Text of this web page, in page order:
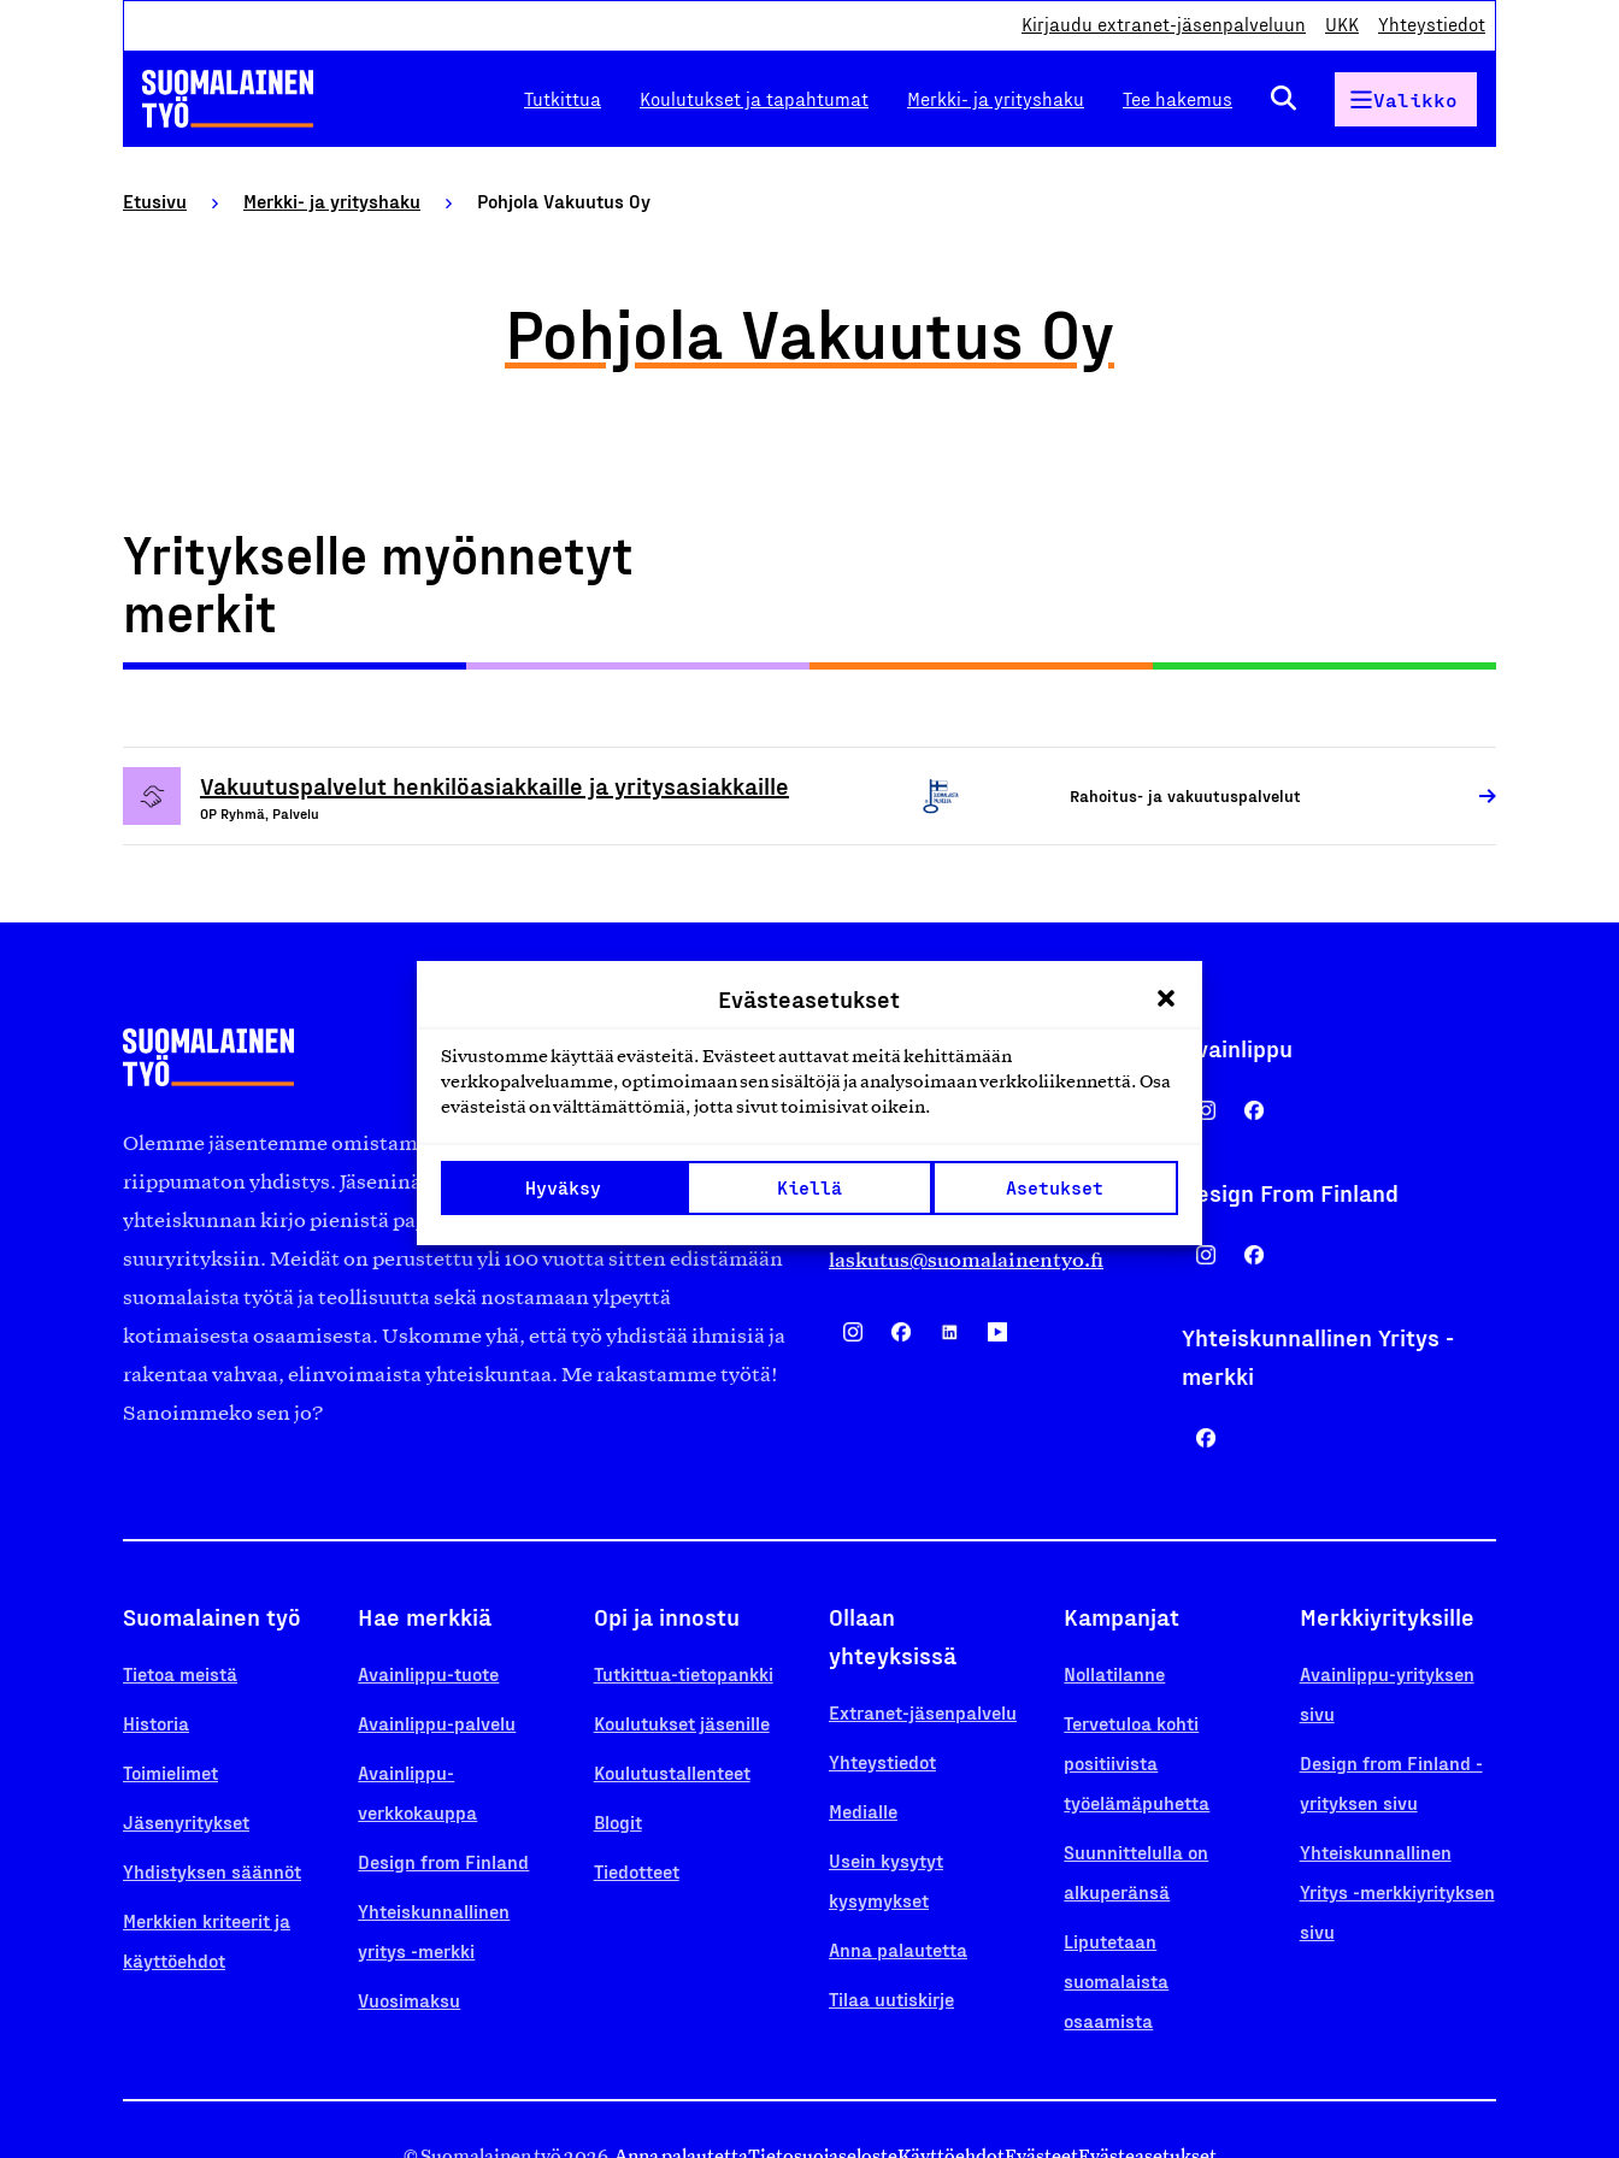
Evästeasetukset
Sivustomme käyttää evästeitä. Evästeet auttavat meitä kehittämään
verkkopalveluamme, optimoimaan sen sisältöjä ja analysoimaan verkkoliikennettä. Osa
evästeistä on välttämättömiä, jotta sivut toimisivat oikein.
Hyväksy Kiellä Asetukset
Kirjaudu extranet-jäsenpalveluun UKK Yhteystiedot
Tutkittua Koulutukset ja tapahtumat Merkki- ja yrityshaku Tee hakemus Valikko
Etusivu Merkki- ja yrityshaku Pohjola Vakuutus Oy
Pohjola Vakuutus Oy
Yritykselle myönnetyt
merkit
Vakuutuspalvelut henkilöasiakkaille ja yritysasiakkaille
OP Ryhmä, Palvelu
Rahoitus- ja vakuutuspalvelut
Olemme jäsentemme omistama puolueeton, työmarkkinajärjestöistä
riippumaton yhdistys. Jäseninämme on koko suomalaisen
yhteiskunnan kirjo pienistä pajoista ja yhteisöistä kansainvälisiin
suuryrityksiin. Meidät on perustettu yli 100 vuotta sitten edistämään
suomalaista työtä ja teollisuutta sekä nostamaan ylpeyttä
kotimaisesta osaamisesta. Uskomme yhä, että työ yhdistää ihmisiä ja
rakentaa vahvaa, elinvoimaista yhteiskuntaa. Me rakastamme työtä!
Sanoimmeko sen jo?
Suomalainen työ ry
Eteläranta 14,
Finland
asiakaspalvelu@suomalainentyo.fi
laskutus@suomalainentyo.fi
Avainlippu
Design From Finland
Yhteiskunnallinen Yritys -
merkki
Suomalainen työ
Tietoa meistä
Historia
Toimielimet
Jäsenyritykset
Yhdistyksen säännöt
Merkkien kriteerit ja
käyttöehdot
Hae merkkiä
Avainlippu-tuote
Avainlippu-palvelu
Avainlippu-
verkkokauppa
Design from Finland
Yhteiskunnallinen
yritys -merkki
Vuosimaksu
Opi ja innostu
Tutkittua-tietopankki
Koulutukset jäsenille
Koulutustallenteet
Blogit
Tiedotteet
Ollaan
yhteyksissä
Extranet-jäsenpalvelu
Yhteystiedot
Medialle
Usein kysytyt
kysymykset
Anna palautetta
Tilaa uutiskirje
Kampanjat
Nollatilanne
Tervetuloa kohti
positiivista
työelämäpuhetta
Suunnittelulla on
alkuperänsä
Liputetaan
suomalaista
osaamista
Merkkiyrityksille
Avainlippu-yrityksen
sivu
Design from Finland -
yrityksen sivu
Yhteiskunnallinen
Yritys -merkkiyrityksen
sivu